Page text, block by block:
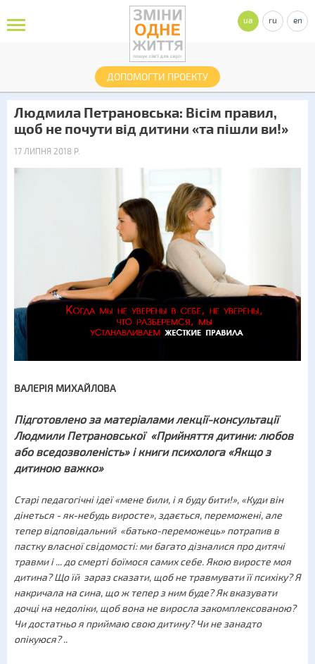
ДОПОМОГТИ ПРОЕКТУ
ua ru en
Людмила Петрановська: Вісім правил,
щоб не почути від дитини «та пішли ви!»
17 ЛИПНЯ 2018 Р.
ВАЛЕРІЯ МИХАЙЛОВА
Підготовлено за матеріалами лекції-консультації
Людмили Петрановської «Прийняття дитини: любов
або вседозволеність» і книги психолога «Якщо з
дитиною важко»
Старі педагогічні ідеї «мене били, і я буду бити!», «Куди він
дінеться - як-небудь виросте», здається, переможені, але
тепер відповідальний «батько-переможець» потрапив в
пастку власної свідомості: ми багато дізналися про дитячі
травми і ... до смерті боїмося самих себе. Якою виросте моя
дитина? Що їй зараз сказати, щоб не травмувати її психіку? Я
накричала на сина, що ж тепер з ним буде? Як вказувати
дочці на недоліки, щоб вона не виросла закомплексованою?
Чи достатньо я приймаю свою дитину? Чи не занадто
опікуюся? ..